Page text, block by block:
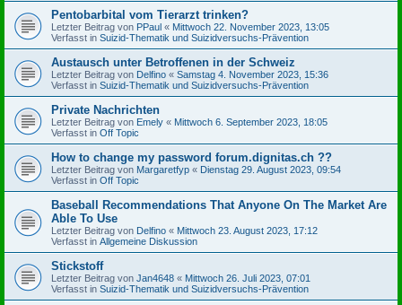
Pentobarbital vom Tierarzt trinken?
Letzter Beitrag von PPaul « Mittwoch 22. November 2023, 13:05
Verfasst in Suizid-Thematik und Suizidversuchs-Prävention
Austausch unter Betroffenen in der Schweiz
Letzter Beitrag von Delfino « Samstag 4. November 2023, 15:36
Verfasst in Suizid-Thematik und Suizidversuchs-Prävention
Private Nachrichten
Letzter Beitrag von Emely « Mittwoch 6. September 2023, 18:05
Verfasst in Off Topic
How to change my password forum.dignitas.ch ??
Letzter Beitrag von Margaretfyp « Dienstag 29. August 2023, 09:54
Verfasst in Off Topic
Baseball Recommendations That Anyone On The Market Are
Able To Use
Letzter Beitrag von Delfino « Mittwoch 23. August 2023, 17:12
Verfasst in Allgemeine Diskussion
Stickstoff
Letzter Beitrag von Jan4648 « Mittwoch 26. Juli 2023, 07:01
Verfasst in Suizid-Thematik und Suizidversuchs-Prävention